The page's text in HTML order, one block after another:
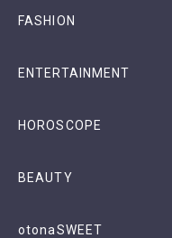
FASHION
ENTERTAINMENT
HOROSCOPE
BEAUTY
otonaSWEET